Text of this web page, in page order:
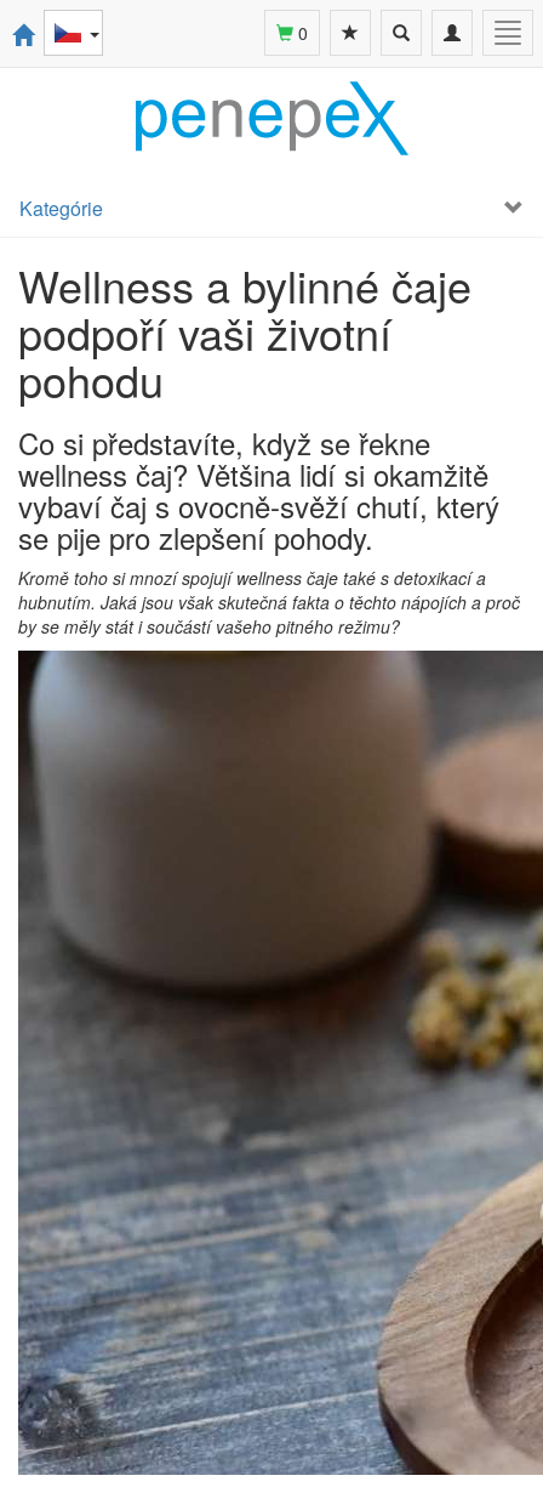
Toggle
navigation
Toggle
search
0
Kategórie
Wellness a bylinné čaje
podpoří vaši životní
pohodu
Co si představíte, když se řekne
wellness čaj? Většina lidí si okamžitě
vybaví čaj s ovocně-svěží chutí, který
se pije pro zlepšení pohody.
Kromě toho si mnozí spojují wellness čaje také s detoxikací a
hubnutím. Jaká jsou však skutečná fakta o těchto nápojích a proč
by se měly stát i součástí vašeho pitného režimu?